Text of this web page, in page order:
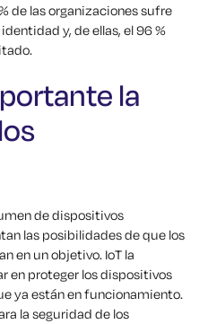
de las organizaciones sufre
y, de ellas, el 96 %
la
de dispositivos
las posibilidades de que los
en un objetivo. IoT la
en proteger los dispositivos
ya están en funcionamiento.
la seguridad de los